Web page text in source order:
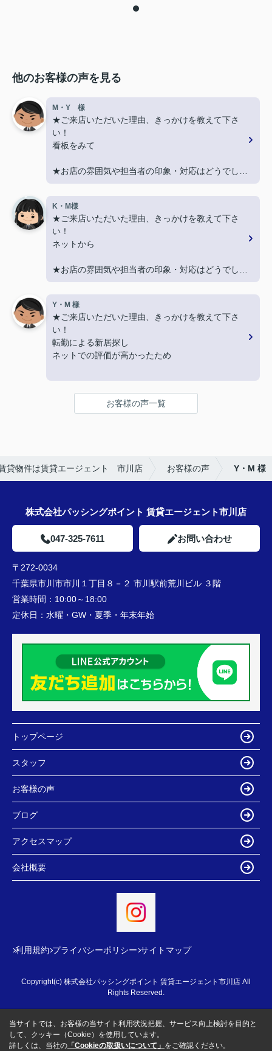
他のお客様の声を見る
M・Y 様
★ご来店いただいた理由、きっかけを教えて下さ
い！
看板をみて
★お店の雰囲気や担当者の印象・対応はどうでした
か？
親切に対応いただき良かったです！
★担当者、または当店に一言お願い致します！
契約まで色々とご対応いただきありがとうございま
した！
K・M様
★ご来店いただいた理由、きっかけを教えて下さ
い！
ネットから
★お店の雰囲気や担当者の印象・対応はどうでした
か？
LINEでのコミュニケーションでやりやすい！
★担当者、または当店に一言お願い致します！
沢山LINEを送ってしまいましたが、
丁寧にご対応いただきありがとうございました‼
Y・M 様
★ご来店いただいた理由、きっかけを教えて下さ
い！
転勤による新居探し
ネットでの評価が高かったため
★お店の雰囲気や担当者の印象・対応はどうでした
明るく接しやすく、頼りになる方でした。
お客様の声一覧
貸物件は賃貸エージェント 市川店 お客様の声 Y・M 様
株式会社パッシングポイント 賃貸エージェント市川店
047-325-7611 お問い合わせ
〒272-0034
千葉県市川市市川１丁目８－２ 市川駅前荒川ビル ３階
営業時間： 10:00～18:00
定休日： 水曜・GW・夏季・年末年始
トップページ
スタッフ
お客様の声
ブログ
アクセスマップ
会社概要
利用規約 プライバシーポリシー サイトマップ
Copyright(c) 株式会社パッシングポイント 賃貸エージェント市川店 All
Rights Reserved.
当サイトでは、お客様の当サイト利用状況把握、サービス向上検討を目的と
して、クッキー（Cookie）を使用しています。
詳しくは、当社の 「Cookieの取扱いについて」 をご確認ください。